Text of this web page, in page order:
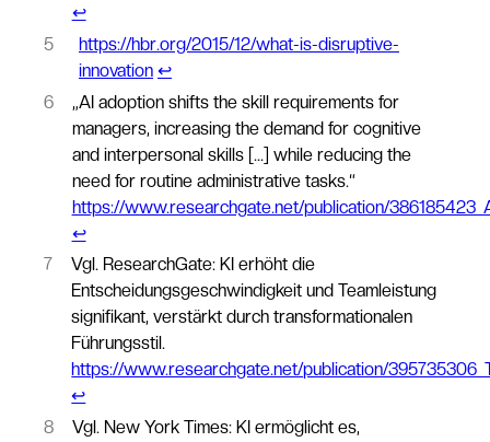
↩︎
5
https://hbr.org/2015/12/what-is-disruptive-
innovation ↩︎
6
„AI adoption shifts the skill requirements for
managers, increasing the demand for cognitive
and interpersonal skills […] while reducing the
need for routine administrative tasks.“
https://www.researchgate.net/publication/
↩︎
7
Vgl. ResearchGate: KI erhöht die
Entscheidungsgeschwindigkeit und Teamleistung
signifikant, verstärkt durch transformationalen
Führungsstil.
https://www.researchgate.net/publication/
↩︎
8
Vgl. New York Times: KI ermöglicht es,